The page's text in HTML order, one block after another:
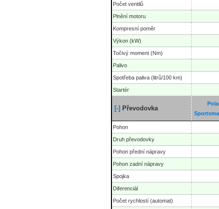
Počet ventilů
Plnění motoru
Kompresní poměr
Výkon (kW)
Točivý moment (Nm)
Palivo
Spotřeba paliva (litrů/100 km)
Startér
[-] Převodovka
Pohon
Druh převodovky
Pohon přední nápravy
Pohon zadní nápravy
Spojka
Diferenciál
Počet rychlostí (automat)